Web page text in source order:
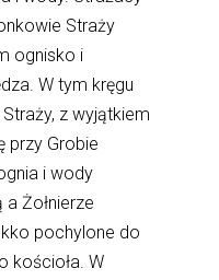
Straży
ognisko i
W tym kręgu
z wyjątkiem
przy Grobie
i wody
Żołnierze
pochylone do
kościoła. W